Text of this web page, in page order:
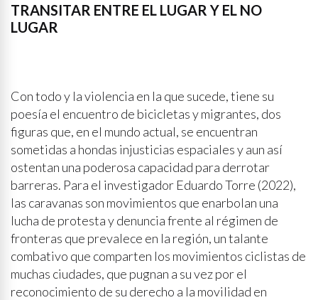
TRANSITAR ENTRE EL LUGAR Y EL NO
LUGAR
Con todo y la violencia en la que sucede, tiene su
poesía el encuentro de bicicletas y migrantes, dos
figuras que, en el mundo actual, se encuentran
sometidas a hondas injusticias espaciales y aun así
ostentan una poderosa capacidad para derrotar
barreras. Para el investigador Eduardo Torre (2022),
las caravanas son movimientos que enarbolan una
lucha de protesta y denuncia frente al régimen de
fronteras que prevalece en la región, un talante
combativo que comparten los movimientos ciclistas de
muchas ciudades, que pugnan a su vez por el
reconocimiento de su derecho a la movilidad en